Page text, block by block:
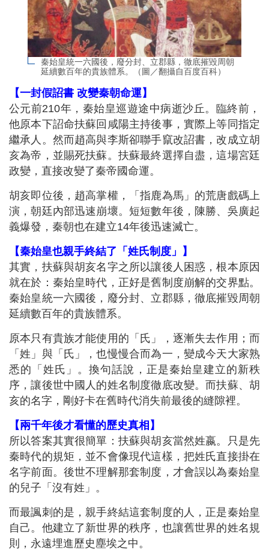
秦始皇統一六國後，廢分封、立郡縣，徹底摧毀周朝
延續數百年的貴族體系。（圖／翻攝自百度百科）
【一封假詔書 改變秦朝命運】
公元前210年，秦始皇巡遊途中病逝沙丘。臨終前，
他原本下詔命扶蘇回咸陽主持後事，實際上等同指定
繼承人。然而趙高與李斯卻聯手竄改詔書，改成立胡
亥為帝，並賜死扶蘇。扶蘇最終選擇自盡，這場宮廷
政變，直接改變了秦帝國命運。
胡亥即位後，趙高掌權，「指鹿為馬」的荒唐戲碼上
演，朝廷內部迅速崩壞。短短數年後，陳勝、吳廣起
義爆發，秦朝也在建立14年後迅速滅亡。
【秦始皇也親手終結了「姓氏制度」】
其實，扶蘇與胡亥名字之所以讓後人困惑，根本原因
就在於：秦始皇時代，正好是舊制度崩解的交界點。
秦始皇統一六國後，廢分封、立郡縣，徹底摧毀周朝
延續數百年的貴族體系。
原本只有貴族才能使用的「氏」，逐漸失去作用；而
「姓」與「氏」，也慢慢合而為一，變成今天大家熟
悉的「姓氏」。換句話說，正是秦始皇建立的新秩
序，讓後世中國人的姓名制度徹底改變。而扶蘇、胡
亥的名字，剛好卡在舊時代消失前最後的縫隙裡。
【兩千年後才看懂的歷史真相】
所以答案其實很簡單：扶蘇與胡亥當然姓嬴。只是先
秦時代的規矩，並不會像現代這樣，把姓氏直接掛在
名字前面。後世不理解那套制度，才會誤以為秦始皇
的兒子「沒有姓」。
而最諷刺的是，親手終結這套制度的人，正是秦始皇
自己。他建立了新世界的秩序，也讓舊世界的姓名規
則，永遠埋進歷史塵埃之中。